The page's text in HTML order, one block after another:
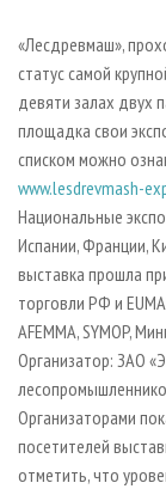
ЦБП
ИНСТРУМЕНТ
RUSSIAN
ГАЗЕТА
БИБЛИОТЕКА
«Лесдревмаш»,
статус самой
девяти залах двух
площадка свои
списком можно
www.lesdrevmash-
Национальные
Испании, Франции,
выставка прошла
торговли РФ и
AFEMMA, SYMOP,
Организатор: ЗАО
Организаторами
посетителей
отметить, что